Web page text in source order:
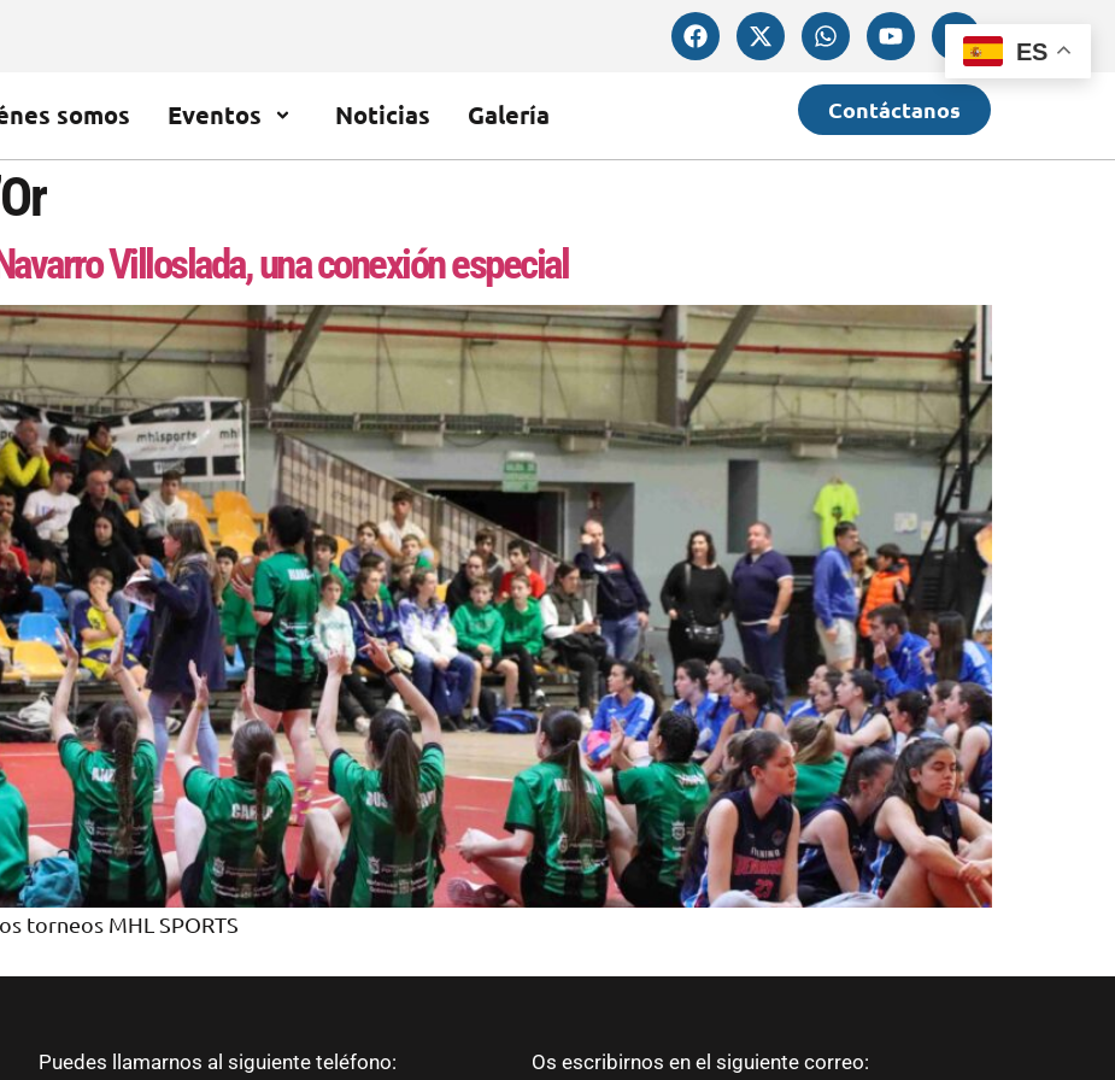
somos Eventos Noticias Galería Contáctanos
Villoslada, una conexión especial
torneos MHL SPORTS
Puedes llamarnos al siguiente teléfono: Os escribirnos en el siguiente correo:
ES